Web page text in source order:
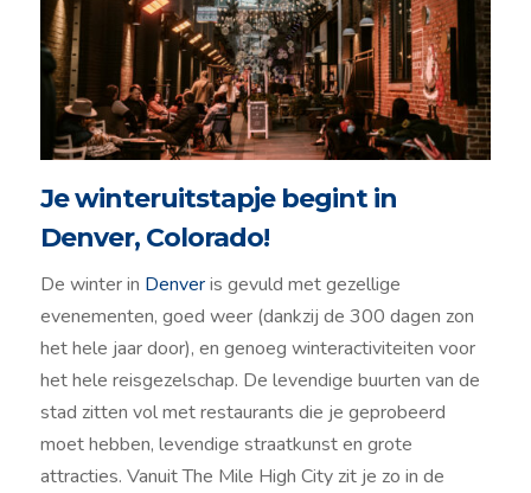
Je winteruitstapje begint in
Denver, Colorado!
De winter in Denveris gevuld met gezellige
evenementen, goed weer (dankzij de 300 dagen zon
het hele jaar door), en genoeg winteractiviteiten voor
het hele reisgezelschap. De levendige buurten van de
stad zitten vol met restaurants die je geprobeerd
moet hebben, levendige straatkunst en grote
attracties. Vanuit The Mile High City zit je zo in de